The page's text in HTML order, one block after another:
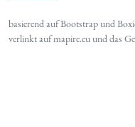
basierend aufBootstrapund
verlinkt aufmapire.euund das